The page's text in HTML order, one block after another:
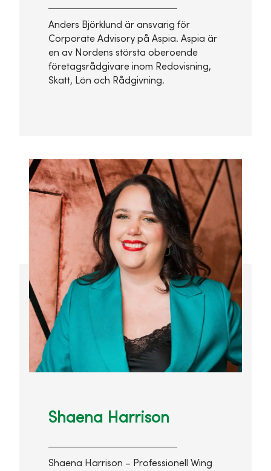
Anders Björklund är ansvarig för
Corporate Advisory på Aspia. Aspia är
en av Nordens största oberoende
företagsrådgivare inom Redovisning,
Skatt, Lön och Rådgivning.
Shaena Harrison
Shaena Harrison – Professionell Wing